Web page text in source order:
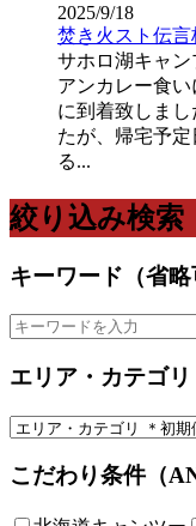
2025/9/18
焚き火スト伝言
サホロ湖キャ
アンカレー食
に到着致しま
たが、帰宅予
る...
絞り込み検索
キーワード（省略
エリア・カテゴ
こだわり条件（